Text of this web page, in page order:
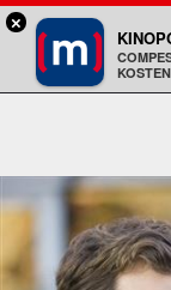
Kinopolis
×